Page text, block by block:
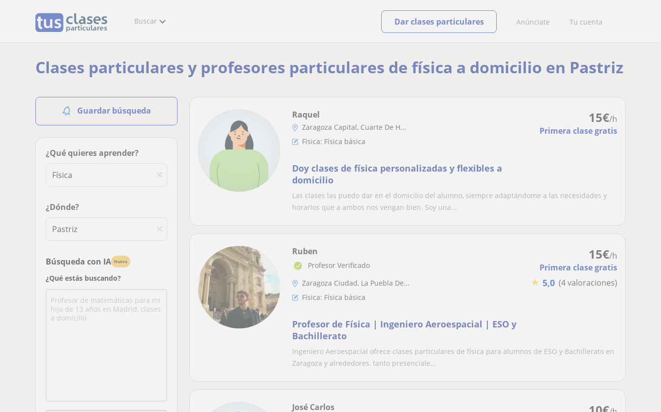
Buscar Anúnciate Tu cuenta
Dar clases particulares
Clases particulares y profesores particulares de física a domicilio en Pastriz
Guardar búsqueda
¿Qué quieres aprender?
¿Dónde?
Búsqueda con IA Nuevo
¿Qué estás buscando?
15€/h
Primera clase gratis
Raquel
Zaragoza Capital, Cuarte De H...
Física: Física básica
Doy clases de física personalizadas y flexibles a
domicilio
Las clases las puedo dar en el domicilio del alumno, siempre adaptándome a las necesidades y
horarios que a ambos nos vengan bien. Soy una...
15€/h
Primera clase gratis
★ 5,0 (4 valoraciones)
Ruben
Profesor Verificado
Zaragoza Ciudad, La Puebla De...
Física: Física básica
Profesor de Física | Ingeniero Aeroespacial | ESO y
Bachillerato
Ingeniero Aeroespacial ofrece clases particulares de física para alumnos de ESO y Bachillerato en
Zaragoza y alrededores, tanto presenciale...
José Carlos